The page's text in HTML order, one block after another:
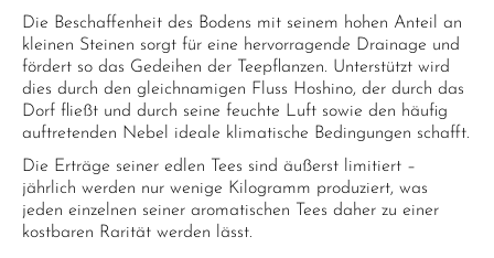
Die Beschaffenheit des Bodens mit seinem hohen Anteil an
kleinen Steinen sorgt für eine hervorragende Drainage und
fördert so das Gedeihen der Teepflanzen. Unterstützt wird
dies durch den gleichnamigen Fluss Hoshino, der durch das
Dorf fließt und durch seine feuchte Luft sowie den häufig
auftretenden Nebel ideale klimatische Bedingungen schafft.
Die Erträge seiner edlen Tees sind äußerst limitiert –
jährlich werden nur wenige Kilogramm produziert, was
jeden einzelnen seiner aromatischen Tees daher zu einer
kostbaren Rarität werden lässt.